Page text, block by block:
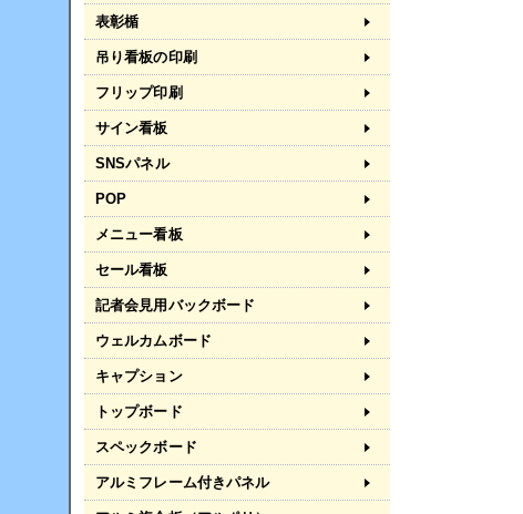
表彰楯
吊り看板の印刷
フリップ印刷
サイン看板
SNSパネル
POP
メニュー看板
セール看板
記者会見用バックボード
ウェルカムボード
キャプション
トップボード
スペックボード
アルミフレーム付きパネル